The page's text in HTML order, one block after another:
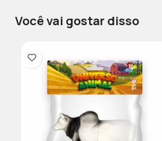
Você vai gostar disso